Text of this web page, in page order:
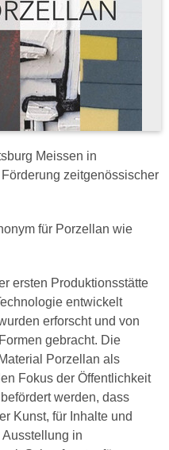
Meissen in
zeitgenössischer
für Porzellan wie
ersten Produktionsstätte
entwickelt
erforscht und von
gebracht. Die
Porzellan als
Fokus der Öffentlichkeit
werden, dass
Kunst, für Inhalte und
in